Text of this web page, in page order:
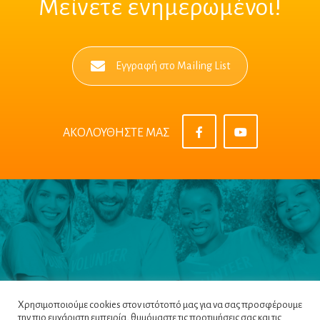
Μείνετε ενημερωμένοι!
Εγγραφή στο Mailing List
ΑΚΟΛΟΥΘΗΣΤΕ ΜΑΣ
Χρησιμοποιούμε cookies στον ιστότοπό μας για να σας προσφέρουμε
την πιο ευχάριστη εμπειρία, θυμόμαστε τις προτιμήσεις σας και τις